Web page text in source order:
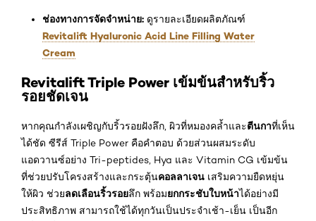
ช่องทางการจัดจำหน่าย: ดูรายละเอียดผลิตภัณฑ์
Revitalift Hyaluronic Acid Line Filling Water
Cream
Revitalift Triple Power เข้มข้นสำหรับริ้ว
รอยชัดเจน
หากคุณกำลังเผชิญกับริ้วรอยฝังลึก, ผิวที่หมองคล้ำและตีนกาที่เห็น
ได้ชัด ซีรีส์ Triple Power คือคำตอบ ด้วยส่วนผสมระดับ
แอดวานซ์อย่าง Tri-peptides, Hya และ Vitamin CG เข้มข้น
ที่ช่วยปรับโครงสร้างและกระตุ้นคอลลาเจน เสริมความยืดหยุ่น
ให้ผิว ช่วยลดเลือนริ้วรอยลึก พร้อมยกกระชับใบหน้าได้อย่างมี
ประสิทธิภาพ สามารถใช้ได้ทุกวันเป็นประจำเช้า-เย็น เป็นอีก